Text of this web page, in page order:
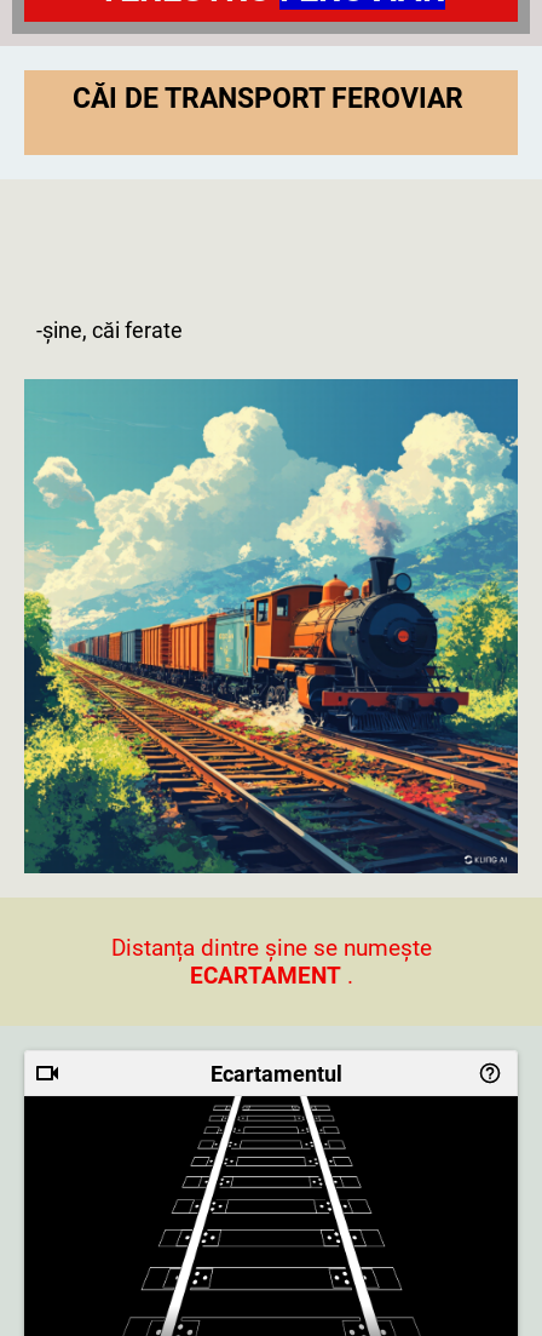
CĂI DE TRANSPORT FEROVIAR
-șine, căi ferate
Distanța dintre șine se numește
ECARTAMENT.
Ecartamentul